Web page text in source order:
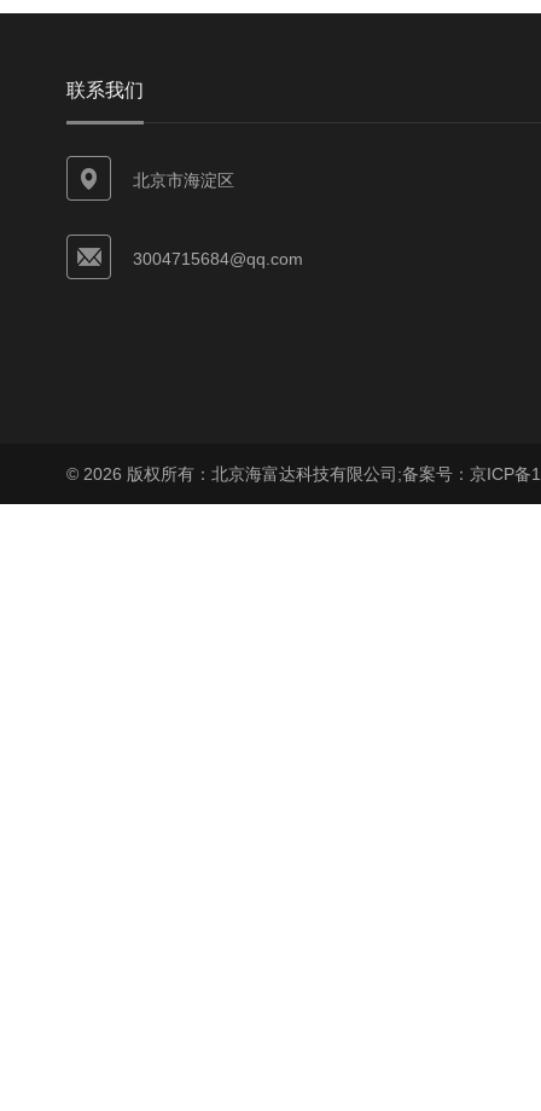
联系我们
北京市海淀区
3004715684@qq.com
© 2026 版权所有：北京海富达科技有限公司;备案号：京ICP备